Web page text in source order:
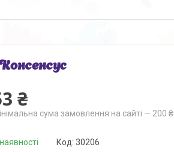
₴
сума замовлення на сайті — 200 ₴
Код: 30206